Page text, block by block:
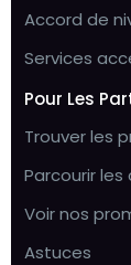
Accord de
Services
Pour Les
Trouver les
Parcourir
Voir nos
Astuces